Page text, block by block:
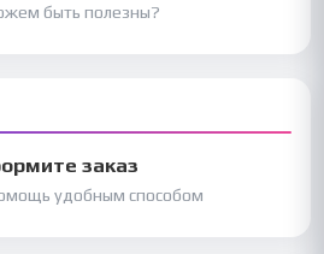
быть полезны?
заказ
удобным способом